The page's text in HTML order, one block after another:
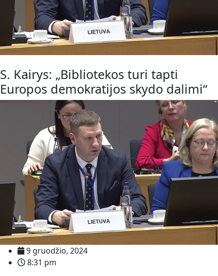
S. Kairys: „Bibliotekos turi tapti
Europos demokratijos skydo dalimi“
9 gruodžio, 2024
8:31 pm